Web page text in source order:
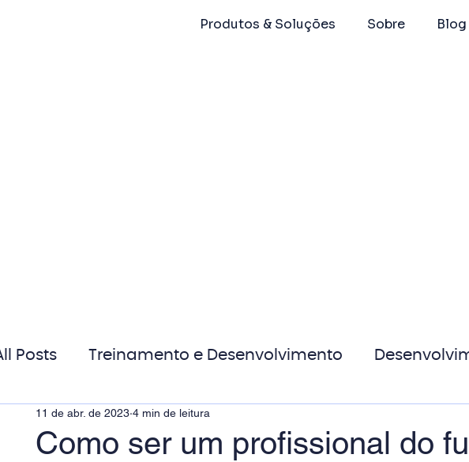
Produtos & Soluções Sobre Blog
Posts Treinamento e Desenvolvimento
Gestão de Pessoas MicroPower Corporativo
Como ser um profissional do
11 de abr. de 2023 4 min de leitura